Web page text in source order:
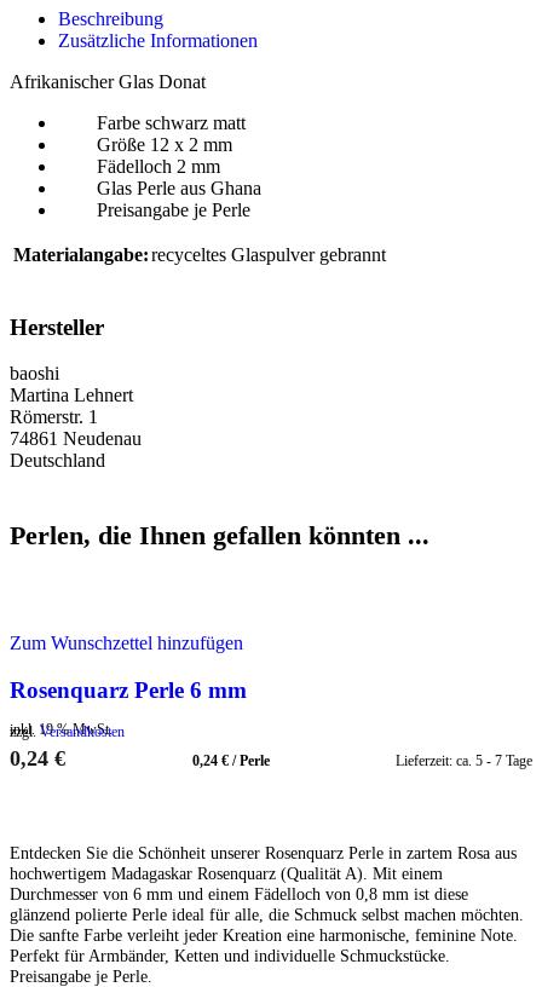
Beschreibung
Zusätzliche Informationen
Afrikanischer Glas Donat
Farbe schwarz matt
Größe 12 x 2 mm
Fädelloch 2 mm
Glas Perle aus Ghana
Preisangabe je Perle
Materialangabe:recyceltes Glaspulver gebrannt
Hersteller
baoshi
Martina Lehnert
Römerstr. 1
74861 Neudenau
Deutschland
Perlen, die Ihnen gefallen könnten ...
Zum Wunschzettel hinzufügen
Rosenquarz Perle 6 mm
inkl. 19 % MwSt.
zzgl. Versandkosten
0,24 € 0,24 €/Perle Lieferzeit: ca. 5 - 7 Tage
Entdecken Sie die Schönheit unserer Rosenquarz Perle in zartem Rosa aus
hochwertigem Madagaskar Rosenquarz (Qualität A). Mit einem
Durchmesser von 6 mm und einem Fädelloch von 0,8 mm ist diese
glänzend polierte Perle ideal für alle, die Schmuck selbst machen möchten.
Die sanfte Farbe verleiht jeder Kreation eine harmonische, feminine Note.
Perfekt für Armbänder, Ketten und individuelle Schmuckstücke.
Preisangabe je Perle.